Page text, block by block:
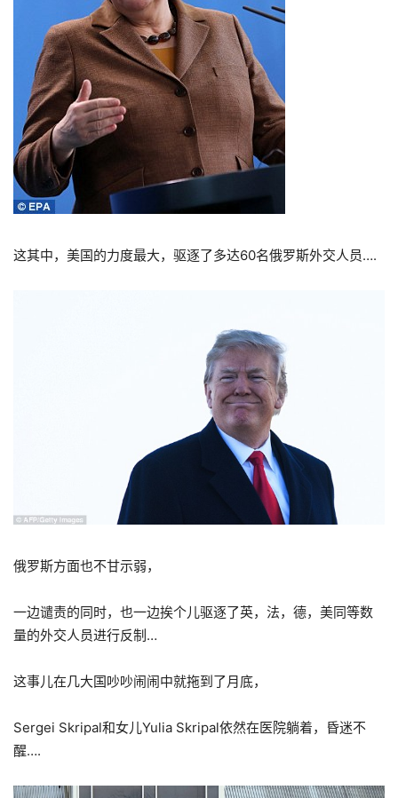
这其中，美国的力度最大，驱逐了多达60名俄罗斯外交人员….
俄罗斯方面也不甘示弱，
一边谴责的同时，也一边挨个儿驱逐了英，法，德，美同等数
量的外交人员进行反制…
这事儿在几大国吵吵闹闹中就拖到了月底，
Sergei Skripal和女儿Yulia Skripal依然在医院躺着，昏迷不
醒….